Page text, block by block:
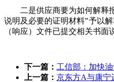
二是供应商要为如何解释
说明及必要的证明材料”予以
（响应）文件已提交相关书
下一篇： 工信部：加快
上一篇： 京东方A与康宁